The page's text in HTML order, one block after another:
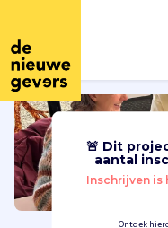
Nederlands
Vrijwilligerswerk
🚨 Dit
aantal
Inschrijven is
Ontdek